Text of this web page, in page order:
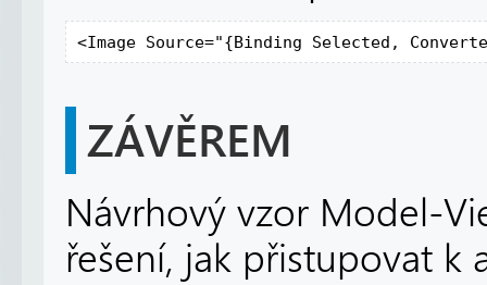
<Image Source="{Binding Selected,
ZÁVĚREM
Návrhový vzor Model-
řešení, jak přistupovat k